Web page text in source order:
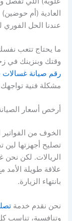
العادية (أم
عندنا الحل الفوري
ما يحتاج تتعب
وقتك وبنزينك في
رقم صيانة غسالات
مشكلة فنية
أرخص أسعار
الخوف من
تصليح أجهزتها
الريالات. لكن نحن
علاقة طويلة
بانتهاء الزيارة.
نحن نقدم خدمة
وتنافسية، تناسب